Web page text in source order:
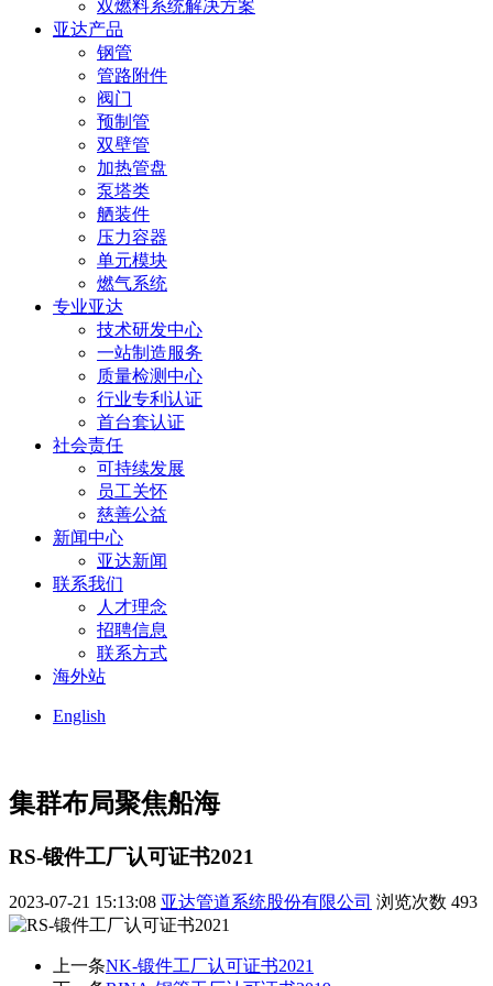
双燃料系统解决方案
亚达产品
钢管
管路附件
阀门
预制管
双壁管
加热管盘
泵塔类
舾装件
压力容器
单元模块
燃气系统
专业亚达
技术研发中心
一站制造服务
质量检测中心
行业专利认证
首台套认证
社会责任
可持续发展
员工关怀
慈善公益
新闻中心
亚达新闻
联系我们
人才理念
招聘信息
联系方式
海外站
English
集群布局聚焦船海
RS-锻件工厂认可证书2021
2023-07-21 15:13:08 亚达管道系统股份有限公司 浏览次数 493
上一条NK-锻件工厂认可证书2021